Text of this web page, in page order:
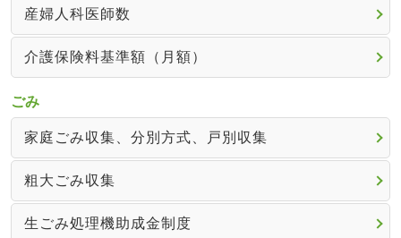
産婦人科医師数
介護保険料基準額（月額）
ごみ
家庭ごみ収集、分別方式、戸別収集
粗大ごみ収集
生ごみ処理機助成金制度